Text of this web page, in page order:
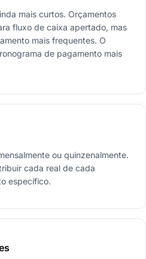
mais curtos. Orçamentos
fluxo de caixa apertado, mas
mais frequentes. O
de pagamento mais
ou quinzenalmente.
cada real de cada
específico.